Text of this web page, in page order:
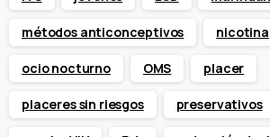
métodos anticonceptivos nicotina
ocio nocturno OMS placer
placeres sin riesgos preservativos